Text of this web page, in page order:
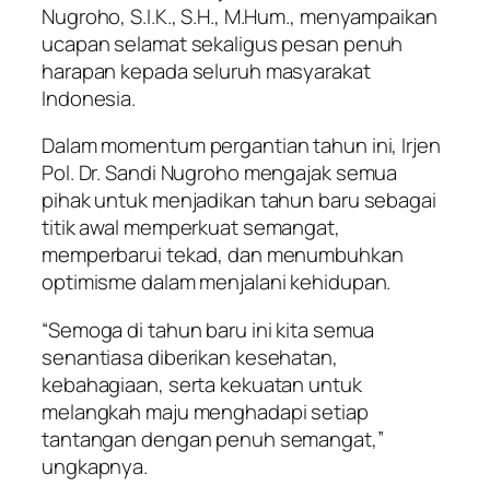
Nugroho, S.I.K., S.H., M.Hum., menyampaikan
ucapan selamat sekaligus pesan penuh
harapan kepada seluruh masyarakat
Indonesia.
Dalam momentum pergantian tahun ini, Irjen
Pol. Dr. Sandi Nugroho mengajak semua
pihak untuk menjadikan tahun baru sebagai
titik awal memperkuat semangat,
memperbarui tekad, dan menumbuhkan
optimisme dalam menjalani kehidupan.
“Semoga di tahun baru ini kita semua
senantiasa diberikan kesehatan,
kebahagiaan, serta kekuatan untuk
melangkah maju menghadapi setiap
tantangan dengan penuh semangat,”
ungkapnya.